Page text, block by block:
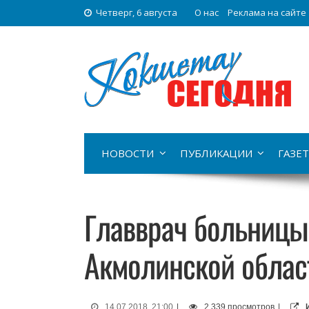
Четверг, 6 августа О нас Реклама на сайте
НОВОСТИ ПУБЛИКАЦИИ
Главврач
Акмолинской
14.07.2018, 21:00 | 2 339 просмотров |